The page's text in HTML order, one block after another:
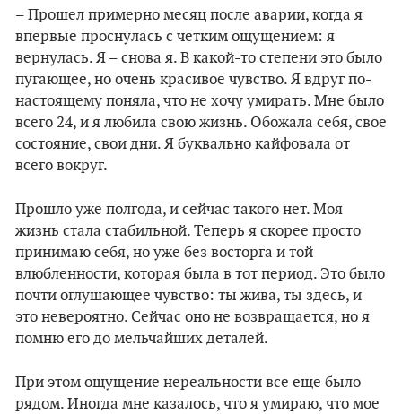
– Прошел примерно месяц после аварии, когда я
впервые проснулась с четким ощущением: я
вернулась. Я – снова я. В какой-то степени это было
пугающее, но очень красивое чувство. Я вдруг по-
настоящему поняла, что не хочу умирать. Мне было
всего 24, и я любила свою жизнь. Обожала себя, свое
состояние, свои дни. Я буквально кайфовала от
всего вокруг.
Прошло уже полгода, и сейчас такого нет. Моя
жизнь стала стабильной. Теперь я скорее просто
принимаю себя, но уже без восторга и той
влюбленности, которая была в тот период. Это было
почти оглушающее чувство: ты жива, ты здесь, и
это невероятно. Сейчас оно не возвращается, но я
помню его до мельчайших деталей.
При этом ощущение нереальности все еще было
рядом. Иногда мне казалось, что я умираю, что мое